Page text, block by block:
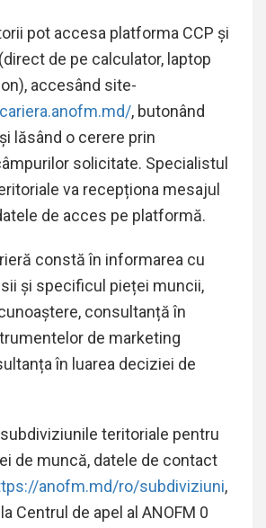
pot accesa platforma CCP și
de pe calculator, laptop
accesând site-
, butonând
lăsând o cerere prin
solicitate. Specialistul
va recepționa mesajul
de acces pe platformă.
constă în informarea cu
și specificul pieței muncii,
consultanță în
de marketing
în luarea deciziei de
teritoriale pentru
de muncă, datele de contact
anofm.md/ro/subdiviziuni,
Centrul de apel al ANOFM 0